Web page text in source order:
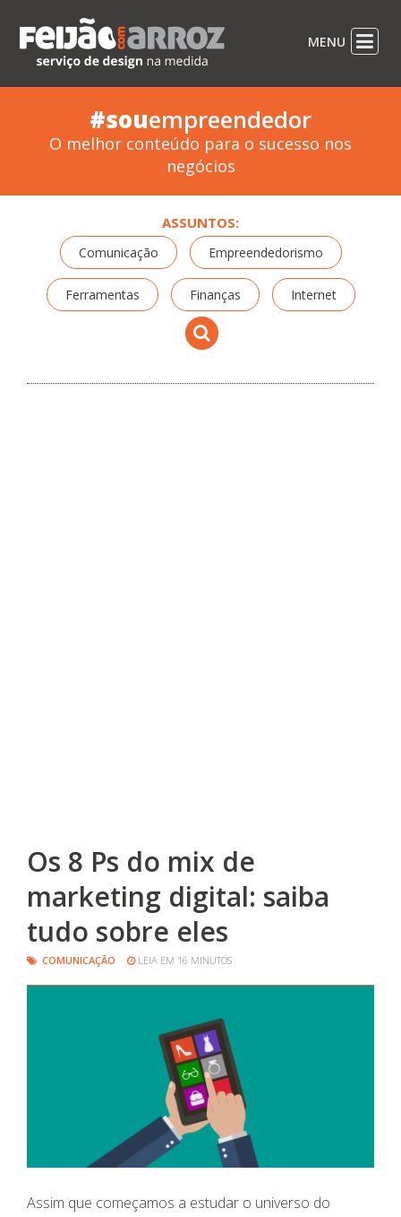
MENU
#souempreendedor
O melhor conteúdo para o sucesso nos
negócios
ASSUNTOS:
Comunicação Empreendedorismo
Ferramentas Finanças Internet
Os 8 Ps do mix de
marketing digital: saiba
tudo sobre eles
COMUNICAÇÃO LEIA EM 16 MINUTOS
Assim que começamos a estudar o universo do